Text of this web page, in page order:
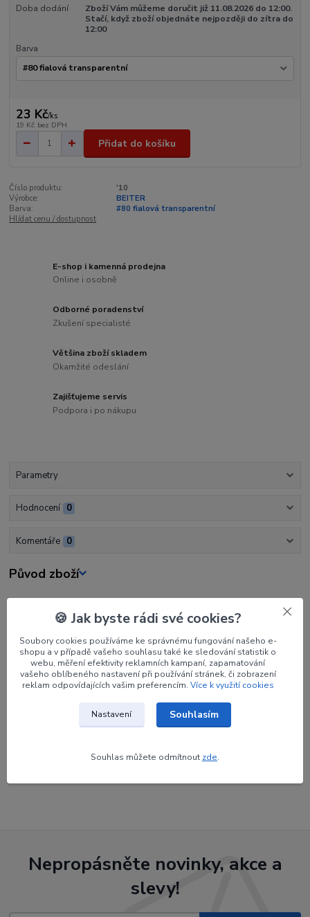
Doba dodání
Zboží Vám můžeme doručit již 11.08.2026 do 12:00.
Stačí, když zboží objednáte nejpozději do zítra do
12:00
Barva
23 Kč/ks
19 Kč bez DPH
Přidat do košíku
Číslo produktu:
'10
Výrobce:
BEITER
Barva:
#80 fialová transparentní
Hlídat cenu / dostupnost
E-shop i kamenná prodejna
Online i osobně
Odborné poradenství
Zkušení specialisté
Většina zboží skladem
Okamžité odeslání
Zajišťujeme servis
Podpora i po nákupu
Parametry
Hodnocení 0
Komentáře 0
Původ zboží
Parametry
Výrobce BEITER
Barva #80 fialová transparentní
Zboží zařazeno v kategoriích
Nepropásněte novinky, akce a
slevy!
🍪 Jak byste rádi své cookies?
Soubory cookies používáme ke správnému fungování našeho e-
shopu a v případě vašeho souhlasu také ke sledování statistik o
webu, měření efektivity reklamních kampaní, zapamatování
vašeho oblíbeného nastavení při používání stránek, či zobrazení
reklam odpovídajících vašim preferencím. Více k využití cookies
Nastavení Souhlasím
Souhlas můžete odmítnout zde.